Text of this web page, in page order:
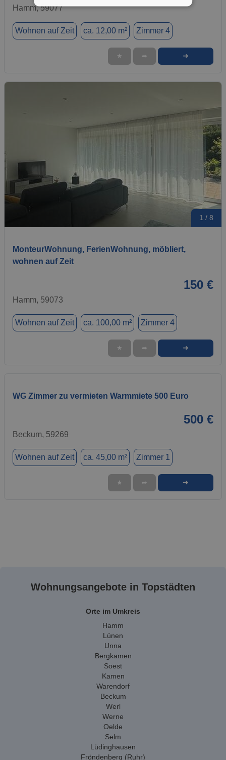
Hamm, 59077
Wohnen auf Zeit ca. 12,00 m² Zimmer 4
★ ➦ ➜
1 / 8
MonteurWohnung, FerienWohnung, möbliert,
wohnen auf Zeit
150 €
Hamm, 59073
Wohnen auf Zeit ca. 100,00 m² Zimmer 4
★ ➦ ➜
WG Zimmer zu vermieten Warmmiete 500 Euro
500 €
Beckum, 59269
Wohnen auf Zeit ca. 45,00 m² Zimmer 1
★ ➦ ➜
Wohnungsangebote in Topstädten
Orte im Umkreis
Hamm
Lünen
Unna
Bergkamen
Soest
Kamen
Warendorf
Beckum
Werl
Werne
Oelde
Selm
Lüdinghausen
Fröndenberg (Ruhr)